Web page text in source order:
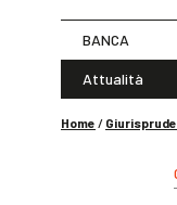
BANCA
Attualità
Home /